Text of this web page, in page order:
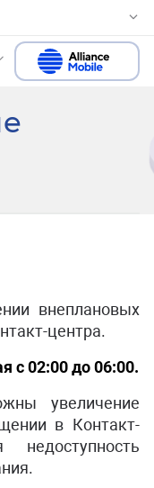
внеплановых
центра.
с 02:00 до 06:00.
увеличение
в Контакт-